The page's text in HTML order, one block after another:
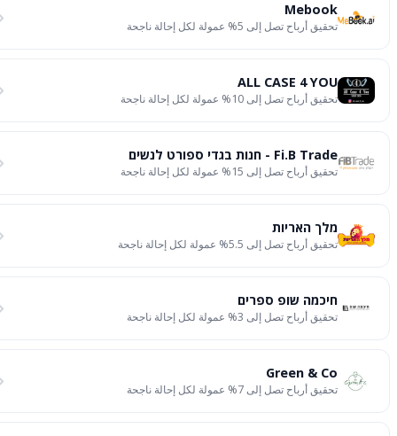
Mebook
تحقيق أرباح تصل إلى 5% عمولة لكل إحالة ناجحة
ALL CASE 4 YOU
تحقيق أرباح تصل إلى 10% عمولة لكل إحالة ناجحة
Fi.B Trade - חנות בגדי ספורט לנשים
تحقيق أرباح تصل إلى 15% عمولة لكل إحالة ناجحة
מלך האריות
تحقيق أرباح تصل إلى 5.5% عمولة لكل إحالة ناجحة
חיכמה שופ ספרים
تحقيق أرباح تصل إلى 3% عمولة لكل إحالة ناجحة
Green & Co
تحقيق أرباح تصل إلى 7% عمولة لكل إحالة ناجحة